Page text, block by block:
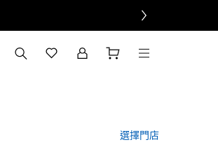
選擇門店